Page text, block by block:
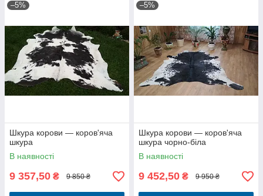
–5%
Шкура корови — коров'яча
шкура
В наявності
9 357,50 ₴ 9 850 ₴
–5%
Шкура корови — коров'яча
шкура чорно-біла
В наявності
9 452,50 ₴ 9 950 ₴